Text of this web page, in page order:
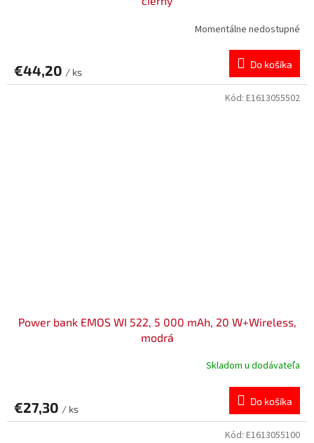
Momentálne nedostupné
€44,20 / ks
Do košíka
Power bank EMOS WI 522, 5 000 mAh, 20 W+Wireless,
modrá
Skladom u dodávateľa
€27,30 / ks
Do košíka
Kód: E1613055502
Kód: E1613055100